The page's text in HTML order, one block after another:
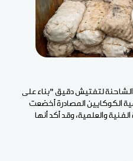
الشاحنة لتفتيش دقيق "بناء على
الكوكايين المصادرة أخضعت
والعلمية، وقد أكد أنها